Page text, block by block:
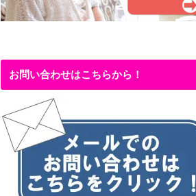
お問い合わせはこちらから！